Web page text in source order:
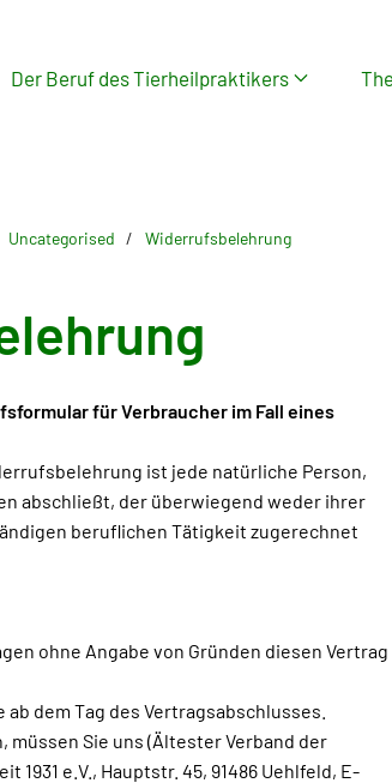
Der Beruf des Tierheilpraktikers
Uncategorised Widerrufsbelehrung
für Verbraucher im Fall eines
ist jede natürliche Person,
abschließt, der überwiegend weder ihrer
beruflichen Tätigkeit zugerechnet
ohne Angabe von Gründen diesen Vertrag
dem Tag des Vertragsabschlusses.
müssen Sie uns (Ältester Verband der
e.V., Hauptstr. 45, 91486 Uehlfeld, E-